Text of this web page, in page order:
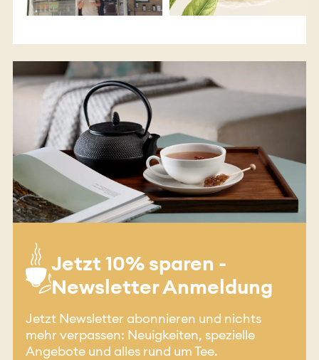
Jetzt 10% sparen -
Newsletter Anmeldung
Jetzt Newsletter abonnieren und nichts
mehr verpassen: Neuigkeiten, spezielle
Angebote und alles rund um Tee.